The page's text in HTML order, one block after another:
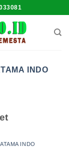
INDO
INDO